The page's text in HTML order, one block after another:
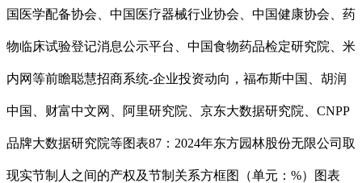
国医学配备协会、中国医疗器械行业协会、中国健康协会、药
物临床试验登记消息公示平台、中国食物药品检定研究院、米
内网等前瞻聪慧招商系统-企业投资动向，福布斯中国、胡润
中国、财富中文网、阿里研究院、京东大数据研究院、CNPP
品牌大数据研究院等图表87：2024年东方园林股份无限公司取
现实节制人之间的产权及节制关系方框图（单元：%）图表